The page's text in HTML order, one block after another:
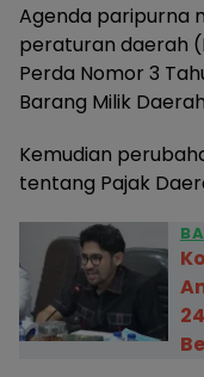
Agenda paripurna
peraturan daerah
Perda Nomor 3
Barang Milik
Kemudian
tentang Pajak